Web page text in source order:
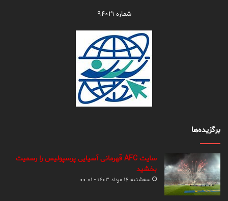
شماره ۹۴۰۲۱
برگزیده‌ها
سایت AFC قهرمانی آسیایی پرسپولیس را رسمیت
بخشید
سه‌شنبه ۱۶ مرداد ۱۴۰۳ - ۰۰:۰۱